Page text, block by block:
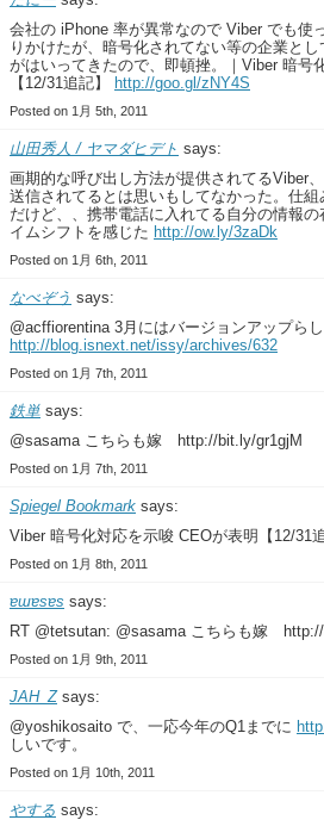
会社の iPhone 率が異常なので Viber でも使
りかけたが、暗号化されてない等の企業と
がはいってきたので、即頓挫。｜Viber 暗号
【12/31追記】
http://goo.gl/zNY4S
Posted on 1月 5th, 2011
山田秀人 / ヤマダヒデト says:
画期的な呼び出し方法が提供されてるViber
送信されてるとは思いもしてなかった。仕
だけど、、携帯電話に入れてる自分の情報
イムシフトを感じた http://ow.ly/3zaDk
Posted on 1月 6th, 2011
なべぞう says:
@acffiorentina 3月にはバージョンアップら
http://blog.isnext.net/issy/archives/632
Posted on 1月 7th, 2011
鉄単 says:
@sasama こちらも嫁 http://bit.ly/gr1gjM
Posted on 1月 7th, 2011
Spiegel Bookmark says:
Viber 暗号化対応を示唆 CEOが表明【12/31
Posted on 1月 8th, 2011
ɐɯɐsɐs says:
RT @tetsutan: @sasama こちらも嫁
Posted on 1月 9th, 2011
JAH_Zsays:
@yoshikosaito で、一応今年のQ1までに
しいです。
Posted on 1月 10th, 2011
やする says: